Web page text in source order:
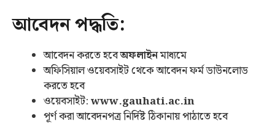
আবেদন পদ্ধতি:
আবেদন করতে হবেঅফলাইনমাধ্যমে
অফিসিয়াল ওয়েবসাইট থেকে আবেদন ফর্ম ডাউনলোড
করতে হবে
ওয়েবসাইট:www.gauhati.ac.in
পূর্ণ করা আবেদনপত্র নির্দিষ্ট ঠিকানায় পাঠাতে হবে